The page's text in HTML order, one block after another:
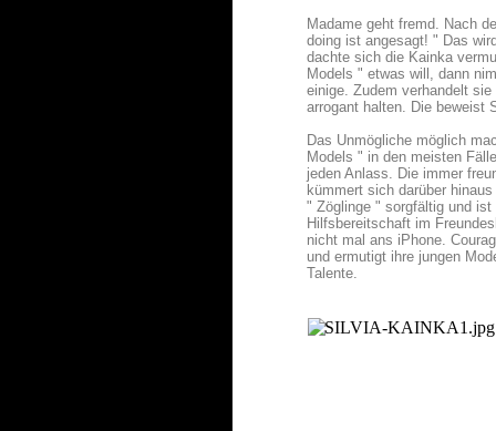
Madame geht fremd. Nach
doing ist angesagt! " Das
dachte sich die Kainka
Models " etwas will, dann
einige. Zudem verhandelt
arrogant halten. Die beweist
Das Unmögliche möglich
Models " in den meisten
jeden Anlass. Die immer
kümmert sich darüber
" Zöglinge " sorgfältig und
Hilfsbereitschaft im
nicht mal ans iPhone.
und ermutigt ihre jungen
Talente.